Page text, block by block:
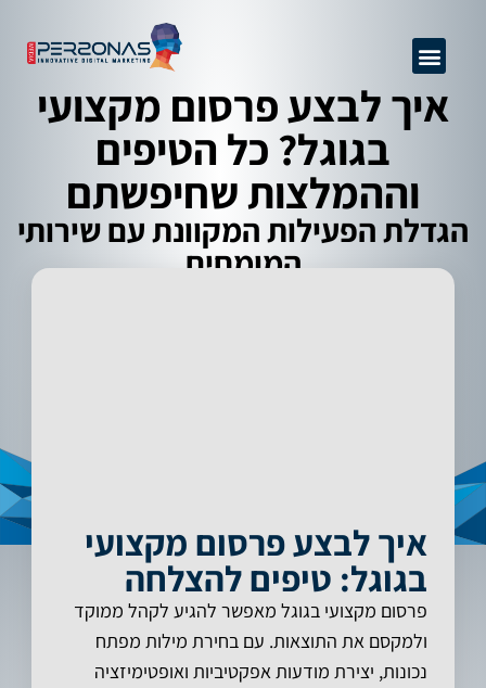
איך לבצע פרסום מקצועי
בגוגל? כל הטיפים
וההמלצות שחיפשתם
הגדלת הפעילות המקוונת עם שירותי
המומחים
איך לבצע פרסום מקצועי
בגוגל: טיפים להצלחה
פרסום מקצועי בגוגל מאפשר להגיע לקהל ממוקד
ולמקסם את התוצאות. עם בחירת מילות מפתח
נכונות, יצירת מודעות אפקטיביות ואופטימיזציה